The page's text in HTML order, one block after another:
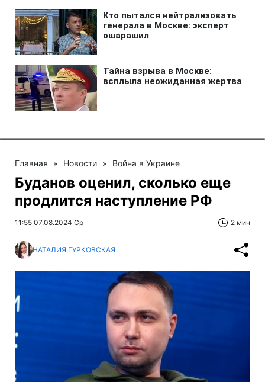
Главная » Новости » Война в Украине
Буданов оценил, сколько еще
продлится наступление РФ
11:55 07.08.2024 Ср 2 мин
НАТАЛИЯ ГУРКОВСКАЯ